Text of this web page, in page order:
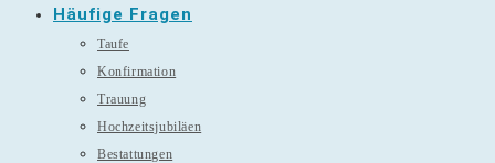
Häufige Fragen
Taufe
Konfirmation
Trauung
Hochzeitsjubiläen
Bestattungen